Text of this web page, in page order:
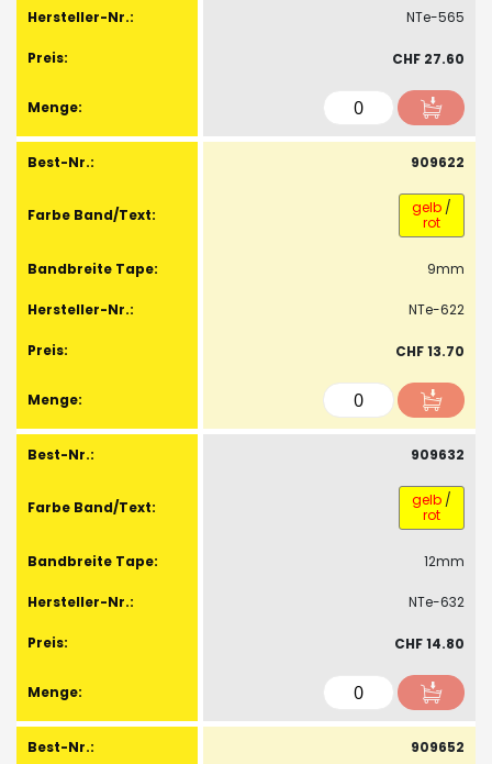
NTe-565
CHF 27.60
909622
gelb /
rot
9mm
NTe-622
CHF 13.70
909632
gelb /
rot
12mm
NTe-632
CHF 14.80
909652